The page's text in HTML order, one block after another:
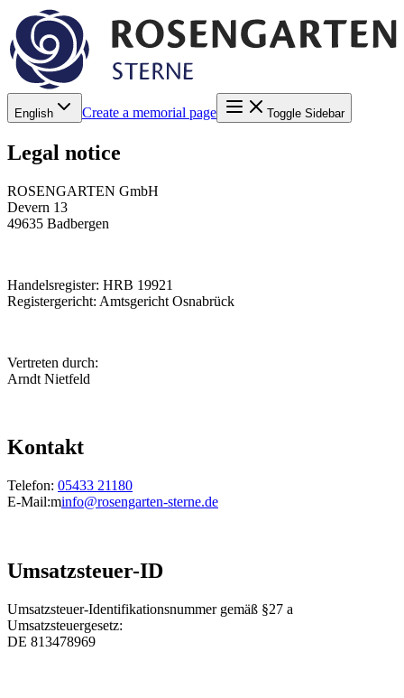
English Create a memorial page Toggle Sidebar
Legal notice
ROSENGARTEN GmbH
Devern 13
49635 Badbergen
Handelsregister: HRB 19921
Registergericht: Amtsgericht Osnabrück
Vertreten durch:
Arndt Nietfeld
Kontakt
Telefon: 05433 21180
E-Mail:minfo@rosengarten-sterne.de
Umsatzsteuer-ID
Umsatzsteuer-Identifikationsnummer gemäß §27 a
Umsatzsteuergesetz:
DE 813478969